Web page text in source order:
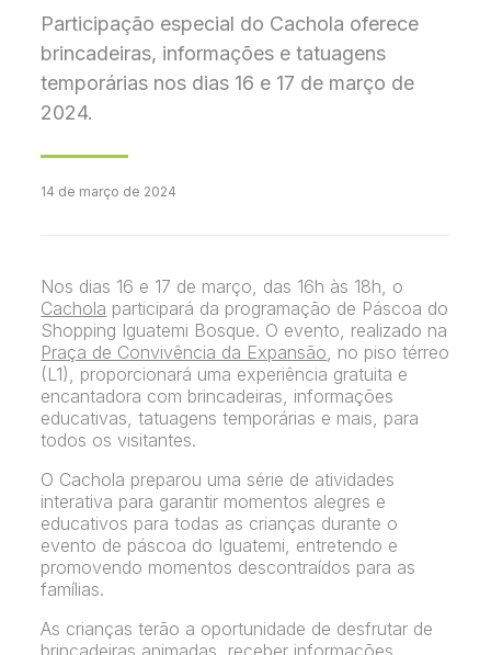
Participação especial do Cachola oferece
brincadeiras, informações e tatuagens
temporárias nos dias 16 e 17 de março de
2024.
14 de março de 2024
Nos dias 16 e 17 de março, das 16h às 18h, o
Cachola participará da programação de Páscoa do
Shopping Iguatemi Bosque. O evento, realizado na
Praça de Convivência da Expansão, no piso térreo
(L1), proporcionará uma experiência gratuita e
encantadora com brincadeiras, informações
educativas, tatuagens temporárias e mais, para
todos os visitantes.
O Cachola preparou uma série de atividades
interativa para garantir momentos alegres e
educativos para todas as crianças durante o
evento de páscoa do Iguatemi, entretendo e
promovendo momentos descontraídos para as
famílias.
As crianças terão a oportunidade de desfrutar de